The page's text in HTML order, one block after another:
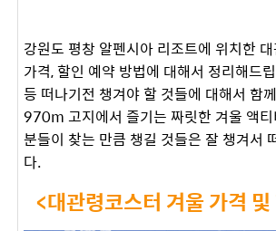
강원도 평창 알펜시아 리조트에 위치한
가격, 할인 예약 방법에 대해서 정리해드
등 떠나기전 챙겨야 할 것들에 대해서 함
970m 고지에서 즐기는 짜릿한 겨울 액
분들이 찾는 만큼 챙길 것들은 잘 챙겨서
다.
<대관령코스터 겨울 가격